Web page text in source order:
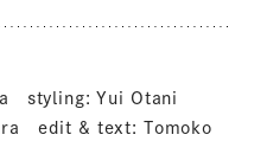
styling: Yui Otani
edit & text: Tomoko